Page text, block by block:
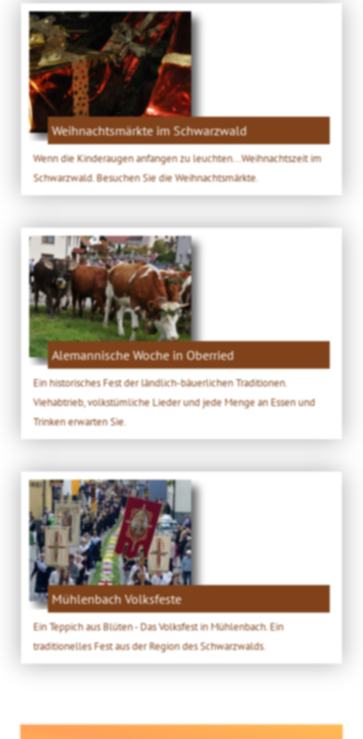
Weihnachtsmärkte im Schwarzwald
Wenn die Kinderaugen anfangen zu leuchten...Weihnachtszeit im
Schwarzwald. Besuchen Sie die Weihnachtsmärkte.
Alemannische Woche in Oberried
Ein historisches Fest der ländlich-bäuerlichen Traditionen.
Viehabtrieb, volkstümliche Lieder und jede Menge an Essen und
Trinken erwarten Sie.
Mühlenbach Volksfeste
Ein Teppich aus Blüten - Das Volksfest in Mühlenbach. Ein
traditionelles Fest aus der Region des Schwarzwalds.